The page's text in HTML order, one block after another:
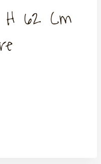
62 Cm